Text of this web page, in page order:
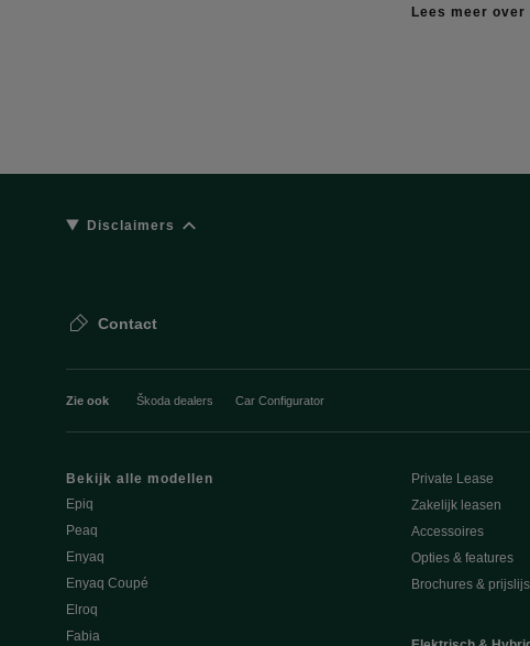
Lees meer
Disclaimers
Contact
Zie ook Škoda dealers Car Configurator
Bekijk alle modellen
Epiq
Peaq
Enyaq
Enyaq Coupé
Elroq
Fabia
Private Lease
Zakelijk leasen
Accessoires
Opties & features
Brochures &